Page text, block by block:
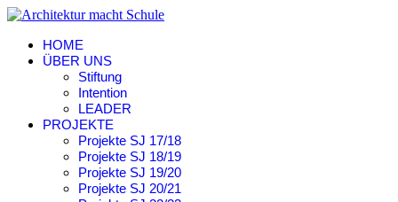
HOME
ÜBER UNS
Stiftung
Intention
LEADER
PROJEKTE
Projekte SJ 17/18
Projekte SJ 18/19
Projekte SJ 19/20
Projekte SJ 20/21